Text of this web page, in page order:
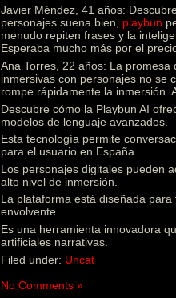
Javier Méndez, 41 años:
personajes suena bien, playbun
menudo repiten frases y la
Esperaba mucho más por el
Ana Torres, 22 años: La
inmersivas con personajes no se
rompe rápidamente la inmersión.
Descubre cómo la Playbun AI
modelos de lenguaje avanzados.
Esta tecnología permite
para el usuario en España.
Los personajes digitales pueden
alto nivel de inmersión.
La plataforma está diseñada
envolvente.
Es una herramienta innovadora
artificiales narrativas.
Filed under: Uncat
No Comments »